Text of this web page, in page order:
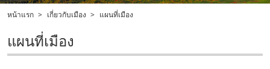
หน้าแรก > เกี่ยวกับเมือง > แผนที่เมือง
แผนที่เมือง